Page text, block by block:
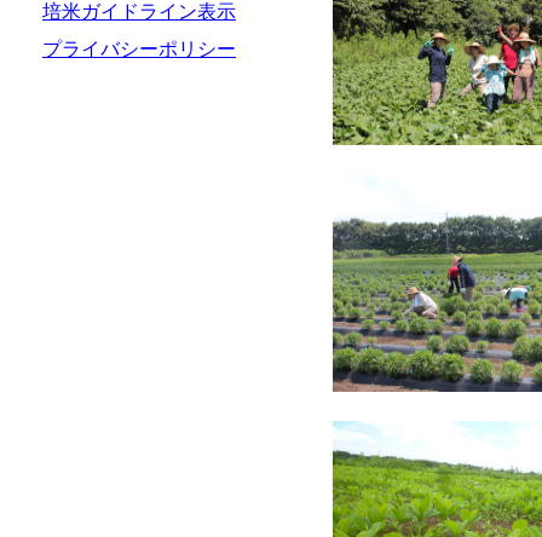
培米ガイドライン表示
プライバシーポリシー